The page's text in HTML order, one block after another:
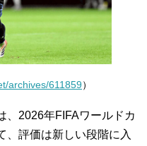
archives/611859）
、2026年FIFAワールドカ
、評価は新しい段階に入